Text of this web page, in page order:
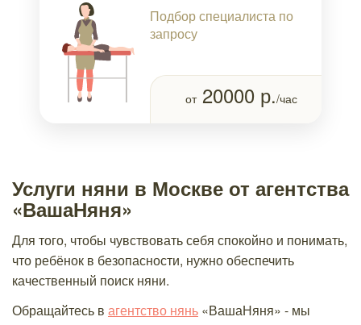
Подбор специалиста по
запросу
от 20000 р./час
Услуги няни в Москве от агентства
«ВашаНяня»
Для того, чтобы чувствовать себя спокойно и понимать,
что ребёнок в безопасности, нужно обеспечить
качественный поиск няни.
Обращайтесь в агентство нянь «ВашаНяня» - мы